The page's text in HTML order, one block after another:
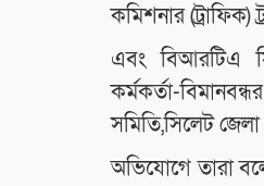
কমিশনার
এবং বিআরটিএ
কর্মকর্তা-
সমিতি,সিলেট
অভিযোগে তারা